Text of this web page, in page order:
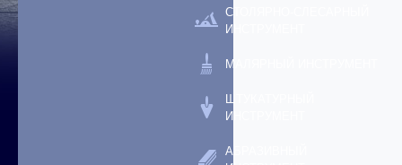
СТОЛЯРНО-СЛЕСАРНЫЙ
ИНСТРУМЕНТ
МАЛЯРНЫЙ ИНСТРУМЕНТ
ШТУКАТУРНЫЙ
ИНСТРУМЕНТ
АБРАЗИВНЫЙ